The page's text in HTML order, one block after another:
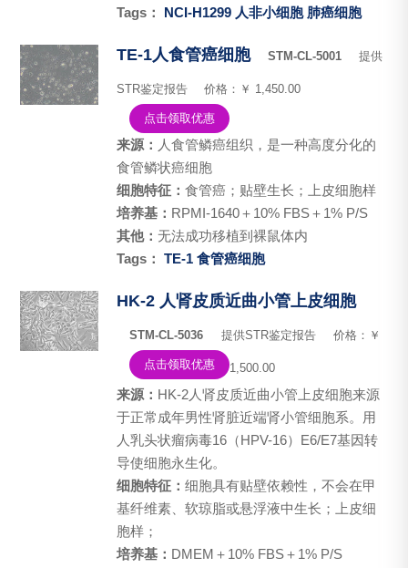
Tags：
NCI-H1299 人非小细胞 肺癌细胞
TE-1人食管癌细胞 STM-CL-5001 提供
STR鉴定报告 价格：￥ 1,450.00
点击领取优惠
来源： 人食管鳞癌组织，是一种高度分化的
食管鳞状癌细胞
细胞特征： 食管癌；贴壁生长；上皮细胞样
培养基： RPMI-1640＋10% FBS＋1% P/S
其他： 无法成功移植到裸鼠体内
Tags： TE-1 食管癌细胞
HK-2 人肾皮质近曲小管上皮细胞
STM-CL-5036 提供STR鉴定报告 价格：￥
1,500.00
点击领取优惠
来源： HK-2人肾皮质近曲小管上皮细胞来源
于正常成年男性肾脏近端肾小管细胞系。用
人乳头状瘤病毒16（HPV-16）E6/E7基因转
导使细胞永生化。
细胞特征： 细胞具有贴壁依赖性，不会在甲
基纤维素、软琼脂或悬浮液中生长；上皮细
胞样；
培养基： DMEM＋10% FBS＋1% P/S